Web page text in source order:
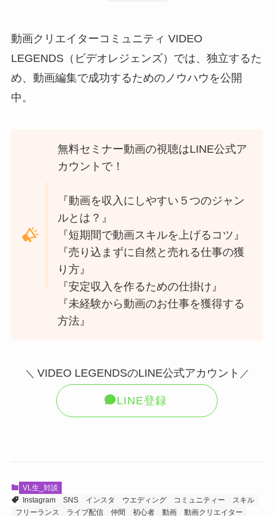
動画クリエイターコミュニティ VIDEO
LEGENDS（ビデオレジェンズ）では、独立するた
め、動画編集で成功するためのノウハウを公開
中。
無料セミナー動画の視聴はLINE公式ア
カウントで！
『動画を収入にしやすい５つのジャン
ルとは？』
『短期間で動画スキルを上げるコツ』
『売り込まずに自然と売れる仕事の獲
り方』
『安定収入を作るための仕掛け』
『未経験から動画のお仕事を獲得する
方法』
＼ VIDEO LEGENDSのLINE公式アカウント ／
LINE登録
VL生_対談
Instagram
SNS インスタ ウエディング コミュニティー
スキル
フリーランス
ライブ配信 仲間 初心者 動画 動画クリエイター